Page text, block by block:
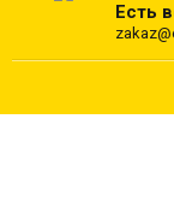
Есть